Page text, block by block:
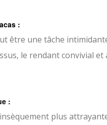
:
être une tâche
le rendant convivial
:
plus